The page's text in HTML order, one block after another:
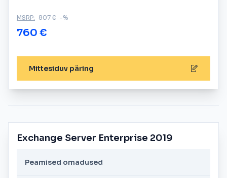
MSRP: 807 € -%
760 €
Mittesiduv päring
Exchange Server Enterprise 2019
Peamised omadused